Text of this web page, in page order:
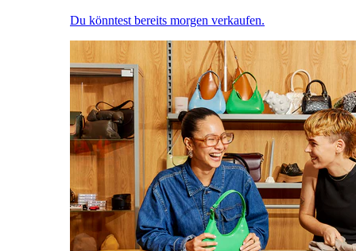
Du könntest bereits morgen verkaufen.